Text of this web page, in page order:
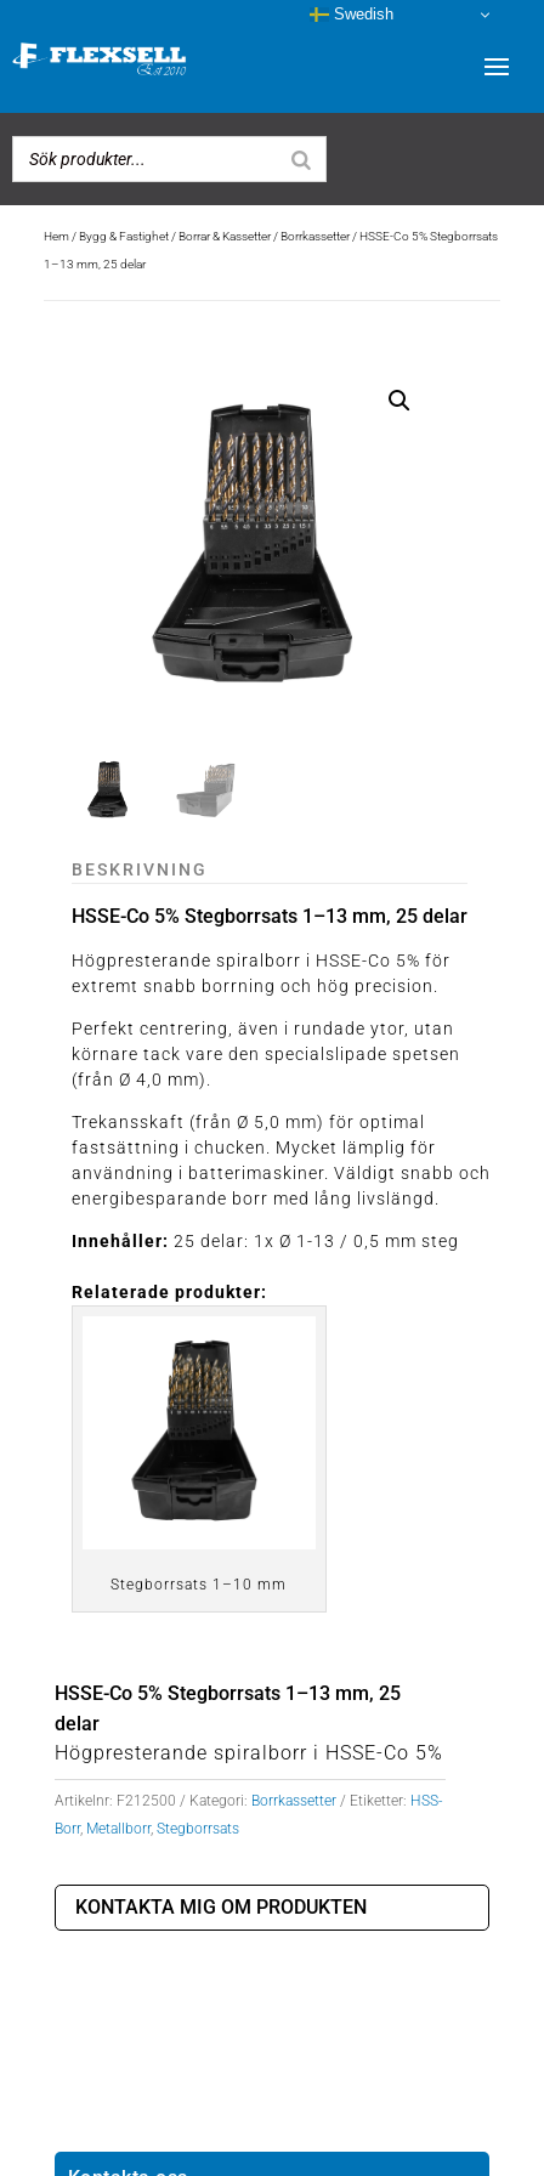
Hem/Bygg & Fastighet/Borrar & Kassetter/Borrkassetter/ HSSE-Co 5% Stegborrsats
1–13 mm, 25 delar
BESKRIVNING
HSSE-Co 5% Stegborrsats 1–13 mm, 25 delar
Högpresterande spiralborr i HSSE-Co 5% för
extremt snabb borrning och hög precision.
Perfekt centrering, även i rundade ytor, utan
körnare tack vare den specialslipade spetsen
(från Ø 4,0 mm).
Trekansskaft (från Ø 5,0 mm) för optimal
fastsättning i chucken. Mycket lämplig för
användning i batterimaskiner. Väldigt snabb och
energibesparande borr med lång livslängd.
Innehåller: 25 delar: 1x Ø 1-13 / 0,5 mm steg
Relaterade produkter:
Stegborrsats 1–10 mm
HSSE-Co 5% Stegborrsats 1–13 mm, 25
delar
Högpresterande spiralborr i HSSE-Co 5%
Artikelnr: F212500 Kategori: Borrkassetter Etiketter: HSS-
Borr, Metallborr, Stegborrsats
KONTAKTA MIG OM PRODUKTEN
Swedish